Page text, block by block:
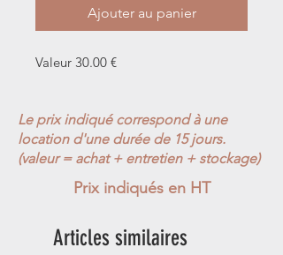
Ajouter au panier
Valeur 30.00 €
Le prix indiqué correspond à une
location d'une durée de 15 jours.
(valeur = achat + entretien + stockage)
Prix indiqués en HT
Articles similaires